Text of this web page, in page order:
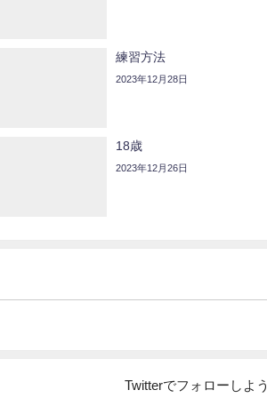
練習方法
2023年12月28日
18歳
2023年12月26日
Twitterでフォローしよう